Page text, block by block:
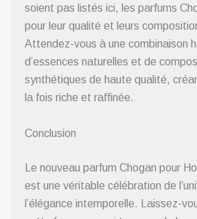
soient pas listés ici, les parfums
pour leur qualité et leurs
Attendez-vous à une combinaison
d’essences naturelles et de
synthétiques de haute qualité,
la fois riche et raffinée.
Conclusion
Le nouveau parfum Chogan pour
est une véritable célébration de
l’élégance intemporelle. Laissez-